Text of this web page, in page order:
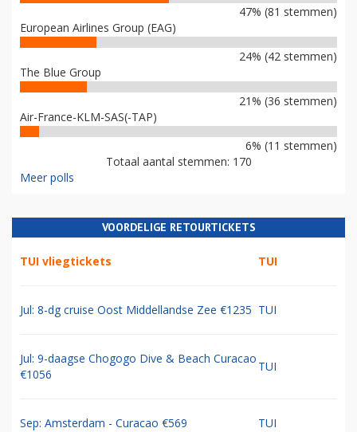
47% (81 stemmen)
European Airlines Group (EAG)
24% (42 stemmen)
The Blue Group
21% (36 stemmen)
Air-France-KLM-SAS(-TAP)
6% (11 stemmen)
Totaal aantal stemmen: 170
Meer polls
VOORDELIGE RETOURTICKETS
TUI vliegtickets TUI
Jul: 8-dg cruise Oost Middellandse Zee €1235 TUI
Jul: 9-daagse Chogogo Dive & Beach Curacao
€1056
TUI
Sep: Amsterdam - Curacao €569 TUI